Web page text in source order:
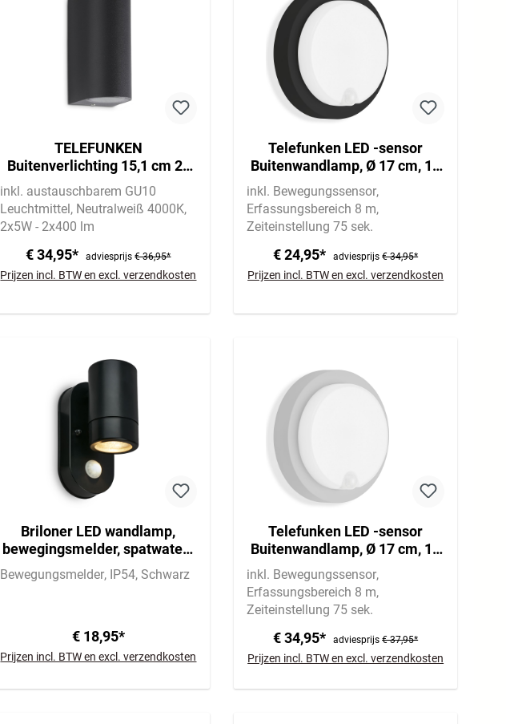
TELEFUNKEN
Buitenverlichting 15,1 cm 2x
GU10 5W 400lm antraciet
inkl. austauschbarem GU10
Leuchtmittel Neutralweiß 4000K
2x5W - 2x400 lm
€ 34,95* adviesprijs€ 36,95*
Prijzen incl. BTW en excl. verzendkosten
Telefunken LED -sensor
Buitenwandlamp, Ø 17 cm, 12
inkl. Bewegungssensor
Erfassungsbereich 8 m
Zeiteinstellung 75 sek.
€ 24,95* adviesprijs€ 34,95*
Prijzen incl. BTW en excl. verzendkosten
Briloner LED wandlamp,
bewegingsmelder, spatwater-
en stofbescherming
Bewegungsmelder IP54 Schwarz
€ 18,95*
Prijzen incl. BTW en excl. verzendkosten
Telefunken LED -sensor
Buitenwandlamp, Ø 17 cm, 12
inkl. Bewegungssensor
Erfassungsbereich 8 m
Zeiteinstellung 75 sek.
€ 34,95* adviesprijs€ 37,95*
Prijzen incl. BTW en excl. verzendkosten